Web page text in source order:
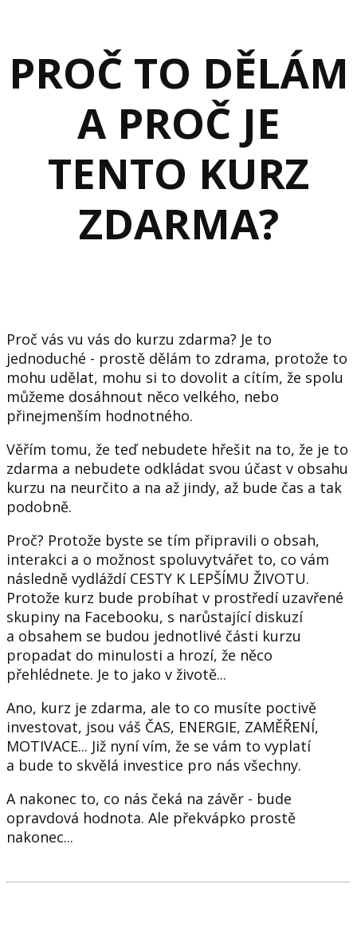
PROČ TO DĚLÁM
A PROČ JE
TENTO KURZ
ZDARMA?
Proč vás vu vás do kurzu zdarma? Je to
jednoduché - prostě dělám to zdrama, protože to
mohu udělat, mohu si to dovolit a cítím, že spolu
můžeme dosáhnout něco velkého, nebo
přinejmenším hodnotného.
Věřím tomu, že teď nebudete hřešit na to, že je to
zdarma a nebudete odkládat svou účast v obsahu
kurzu na neurčito a na až jindy, až bude čas a tak
podobně.
Proč? Protože byste se tím připravili o obsah,
interakci a o možnost spoluvytvářet to, co vám
následně vydláždí CESTY K LEPŠÍMU ŽIVOTU.
Protože kurz bude probíhat v prostředí uzavřené
skupiny na Facebooku, s narůstající diskuzí
a obsahem se budou jednotlivé části kurzu
propadat do minulosti a hrozí, že něco
přehlédnete. Je to jako v životě...
Ano, kurz je zdarma, ale to co musíte poctivě
investovat, jsou váš ČAS, ENERGIE, ZAMĚŘENÍ,
MOTIVACE... Již nyní vím, že se vám to vyplatí
a bude to skvělá investice pro nás všechny.
A nakonec to, co nás čeká na závěr - bude
opravdová hodnota. Ale překvápko prostě
nakonec...